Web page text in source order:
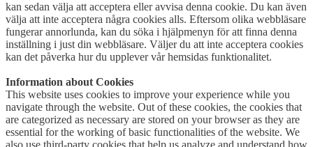
kan sedan välja att acceptera eller avvisa denna cookie. Du kan även
välja att inte acceptera några cookies alls. Eftersom olika webbläsare
fungerar annorlunda, kan du söka i hjälpmenyn för att finna denna
inställning i just din webbläsare. Väljer du att inte acceptera cookies
kan det påverka hur du upplever vår hemsidas funktionalitet.
Information about Cookies
This website uses cookies to improve your experience while you
navigate through the website. Out of these cookies, the cookies that
are categorized as necessary are stored on your browser as they are
essential for the working of basic functionalities of the website. We